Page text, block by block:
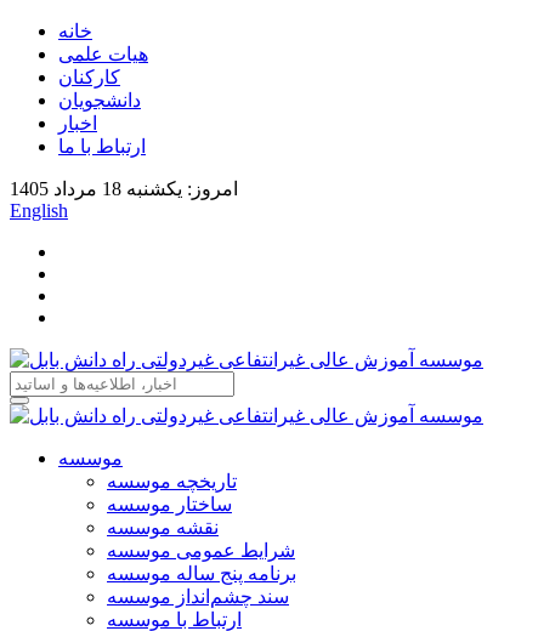
خانه
هیات علمی
کارکنان
دانشجویان
اخبار
ارتباط با ما
امروز: یکشنبه 18 مرداد 1405
English
موسسه
تاریخچه موسسه
ساختار موسسه
نقشه موسسه
شرایط عمومی موسسه
برنامه پنج ساله موسسه
سند چشم‌انداز موسسه
ارتباط با موسسه